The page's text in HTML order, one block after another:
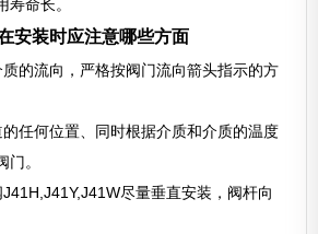
寿命长。
安装时应注意哪些方面
的流向，严格按阀门流向箭头指示的方
任何位置、同时根据介质和介质的温度
。
尽量垂直安装，阀杆向